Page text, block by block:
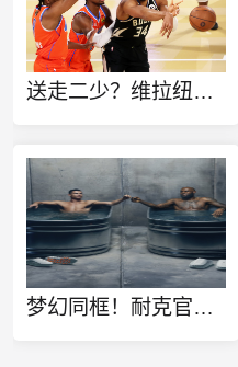
送走二少？维拉纽瓦：雷霆该用切特+多特+杰伦威去换字母哥
梦幻同框！耐克官方晒詹姆斯C罗同泡冰水浴广告：定义伟大